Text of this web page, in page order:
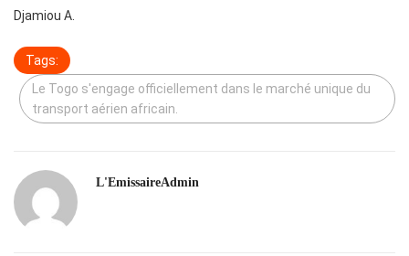
Djamiou A.
Tags:
Le Togo s'engage officiellement dans le marché unique du
transport aérien africain.
L'EmissaireAdmin